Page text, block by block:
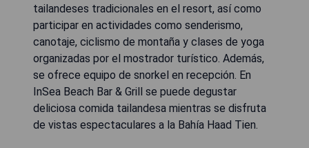
tailandeses tradicionales en el resort, así como
participar en actividades como senderismo,
canotaje, ciclismo de montaña y clases de yoga
organizadas por el mostrador turístico. Además,
se ofrece equipo de snorkel en recepción. En
InSea Beach Bar & Grill se puede degustar
deliciosa comida tailandesa mientras se disfruta
de vistas espectaculares a la Bahía Haad Tien.